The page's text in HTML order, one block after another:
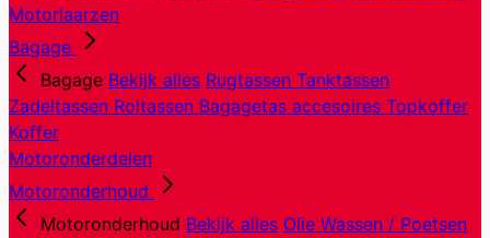
Motorlaarzen
Bagage
Bagage Bekijk alles Rugtassen Tanktassen
Zadeltassen Roltassen Bagagetas accesoires Topkoffer
Koffer
Motoronderdelen
Motoronderhoud
Motoronderhoud Bekijk alles Olie Wassen / Poetsen